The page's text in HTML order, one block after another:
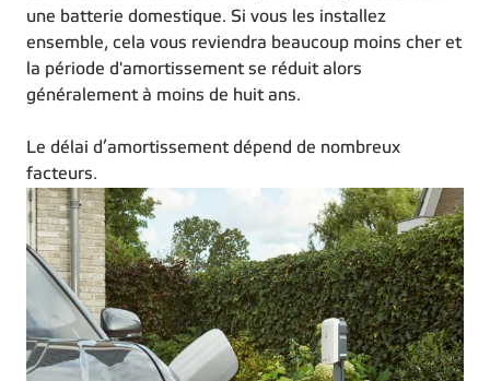
une batterie domestique. Si vous les installez
ensemble, cela vous reviendra beaucoup moins cher et
la période d'amortissement se réduit alors
généralement à moins de huit ans.
Le délai d’amortissement dépend de nombreux
facteurs.